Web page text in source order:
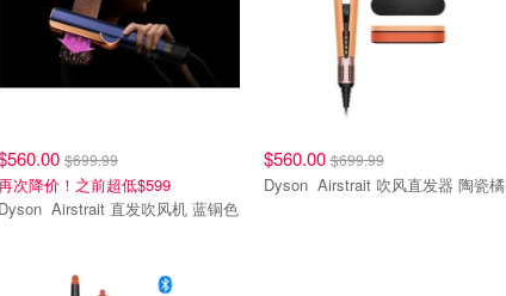
$699.99
次降价！之前超低$599
Dyson Airstrait 直发吹风机 蓝铜色
$560.00$699.99
Dyson Airstrait 吹风直发器 陶瓷橘